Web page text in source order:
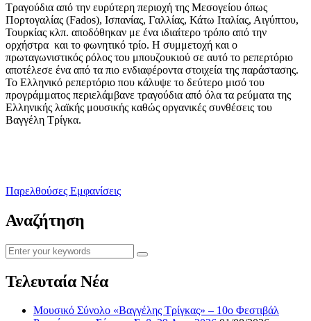
Τραγούδια από την ευρύτερη περιοχή της Μεσογείου όπως
Πορτογαλίας (Fados), Ισπανίας, Γαλλίας, Κάτω Ιταλίας, Αιγύπτου,
Τουρκίας κλπ. αποδόθηκαν με ένα ιδιαίτερο τρόπο από την
ορχήστρα και το φωνητικό τρίο. Η συμμετοχή και ο
πρωταγωνιστικός ρόλος του μπουζουκιού σε αυτό το ρεπερτόριο
αποτέλεσε ένα από τα πιο ενδιαφέροντα στοιχεία της παράστασης.
Το Ελληνικό ρεπερτόριο που κάλυψε το δεύτερο μισό του
προγράμματος περιελάμβανε τραγούδια από όλα τα ρεύματα της
Ελληνικής λαϊκής μουσικής καθώς οργανικές συνθέσεις του
Βαγγέλη Τρίγκα.
Παρελθούσες Εμφανίσεις
Αναζήτηση
Τελευταία Νέα
Μουσικό Σύνολο «Βαγγέλης Τρίγκας» – 10ο Φεστιβάλ